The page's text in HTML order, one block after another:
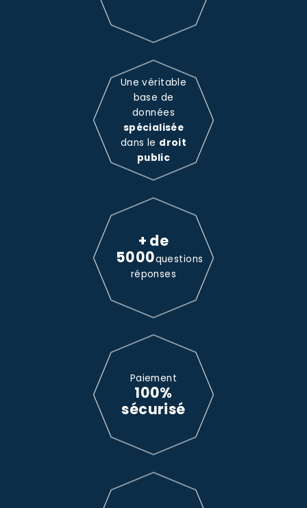
Une véritable
base de
données
spécialisée
dans le droit
public
+ de
5000questions
réponses
Paiement
100%
sécurisé